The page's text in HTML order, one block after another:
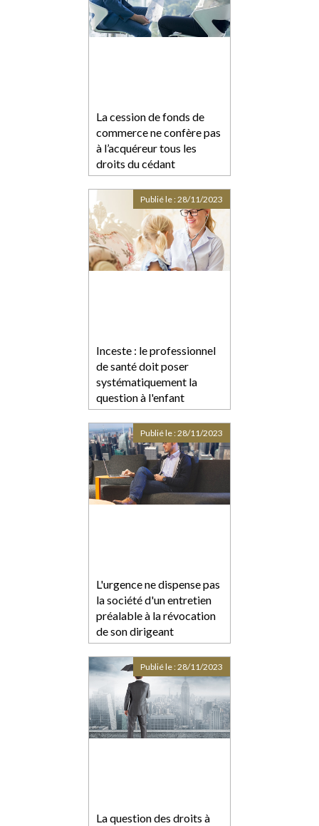
La cession de fonds de
commerce ne confère pas
à l’acquéreur tous les
droits du cédant
Inceste : le professionnel
de santé doit poser
systématiquement la
question à l'enfant
Publié le :28/11/2023
L'urgence ne dispense pas
la société d'un entretien
préalable à la révocation
de son dirigeant
Publié le :28/11/2023
La question des droits à
Publié le :28/11/2023